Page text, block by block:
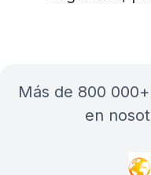
más de 800 000+ viajeros y socios confían
en